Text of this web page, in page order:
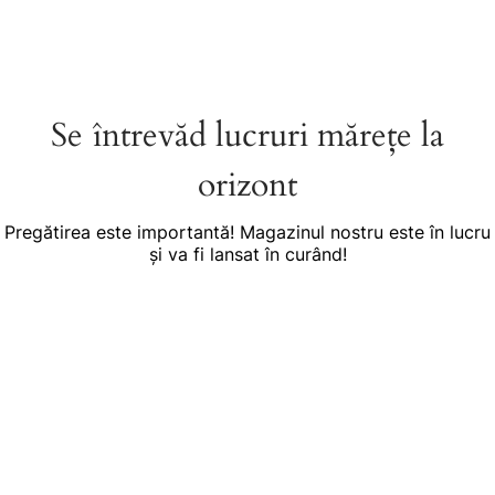
Se întrevăd lucruri mărețe la
orizont
Pregătirea este importantă! Magazinul nostru este în lucru
și va fi lansat în curând!